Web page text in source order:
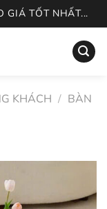
GIÁ TỐT NHẤT...
KHÁCH / BÀN